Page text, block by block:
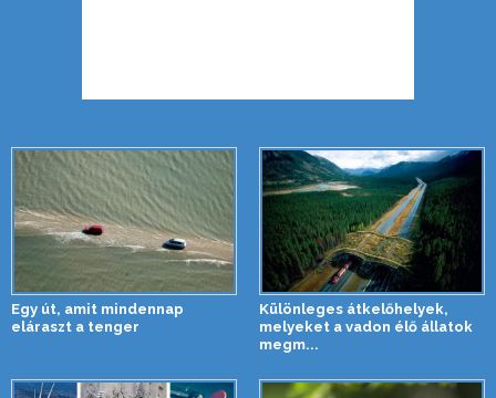
Egy út, amit mindennap
eláraszt a tenger
Különleges átkelőhelyek,
melyeket a vadon élő állatok
megm...